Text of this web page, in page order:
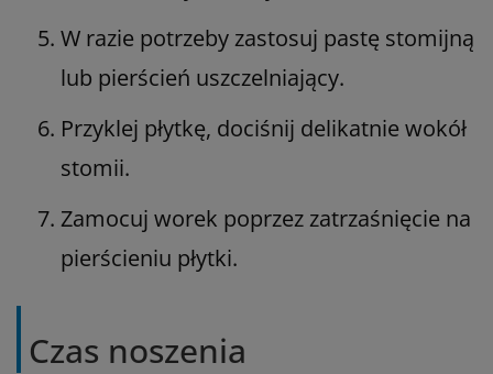
W razie potrzeby zastosuj pastę stomijną
lub pierścień uszczelniający.
Przyklej płytkę, dociśnij delikatnie wokół
stomii.
Zamocuj worek poprzez zatrzaśnięcie na
pierścieniu płytki.
Czas noszenia